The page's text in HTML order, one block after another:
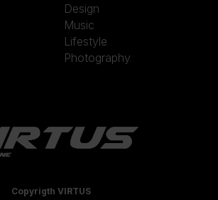
Design
Music
Lifestyle
Photography
Copyrigth VIRTUS